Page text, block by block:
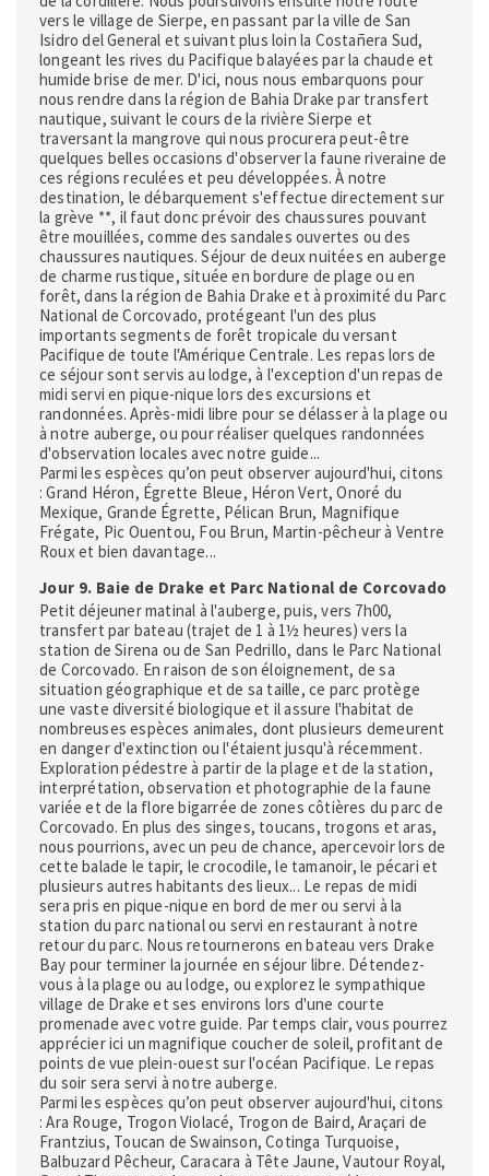
vers le village de Sierpe, en passant par la ville de San
Isidro del General et suivant plus loin la Costañera Sud,
longeant les rives du Pacifique balayées par la chaude et
humide brise de mer. D'ici, nous nous embarquons pour
nous rendre dans la région de Bahia Drake par transfert
nautique, suivant le cours de la rivière Sierpe et
traversant la mangrove qui nous procurera peut-être
quelques belles occasions d'observer la faune riveraine de
ces régions reculées et peu développées. À notre
destination, le débarquement s'effectue directement sur
la grève **, il faut donc prévoir des chaussures pouvant
être mouillées, comme des sandales ouvertes ou des
chaussures nautiques. Séjour de deux nuitées en auberge
de charme rustique, située en bordure de plage ou en
forêt, dans la région de Bahia Drake et à proximité du Parc
National de Corcovado, protégeant l'un des plus
importants segments de forêt tropicale du versant
Pacifique de toute l'Amérique Centrale. Les repas lors de
ce séjour sont servis au lodge, à l'exception d'un repas de
midi servi en pique-nique lors des excursions et
randonnées. Après-midi libre pour se délasser à la plage ou
à notre auberge, ou pour réaliser quelques randonnées
d'observation locales avec notre guide...
Parmi les espèces qu’on peut observer aujourd'hui, citons
: Grand Héron, Égrette Bleue, Héron Vert, Onoré du
Mexique, Grande Égrette, Pélican Brun, Magnifique
Frégate, Pic Ouentou, Fou Brun, Martin-pêcheur à Ventre
Roux et bien davantage...
Jour 9. Baie de Drake et Parc National de Corcovado
Petit déjeuner matinal à l'auberge, puis, vers 7h00,
transfert par bateau (trajet de 1 à 1½ heures) vers la
station de Sirena ou de San Pedrillo, dans le Parc National
de Corcovado. En raison de son éloignement, de sa
situation géographique et de sa taille, ce parc protège
une vaste diversité biologique et il assure l'habitat de
nombreuses espèces animales, dont plusieurs demeurent
en danger d'extinction ou l'étaient jusqu'à récemment.
Exploration pédestre à partir de la plage et de la station,
interprétation, observation et photographie de la faune
variée et de la flore bigarrée de zones côtières du parc de
Corcovado. En plus des singes, toucans, trogons et aras,
nous pourrions, avec un peu de chance, apercevoir lors de
cette balade le tapir, le crocodile, le tamanoir, le pécari et
plusieurs autres habitants des lieux... Le repas de midi
sera pris en pique-nique en bord de mer ou servi à la
station du parc national ou servi en restaurant à notre
retour du parc. Nous retournerons en bateau vers Drake
Bay pour terminer la journée en séjour libre. Détendez-
vous à la plage ou au lodge, ou explorez le sympathique
village de Drake et ses environs lors d'une courte
promenade avec votre guide. Par temps clair, vous pourrez
apprécier ici un magnifique coucher de soleil, profitant de
points de vue plein-ouest sur l'océan Pacifique. Le repas
du soir sera servi à notre auberge.
Parmi les espèces qu’on peut observer aujourd'hui, citons
: Ara Rouge, Trogon Violacé, Trogon de Baird, Araçari de
Frantzius, Toucan de Swainson, Cotinga Turquoise,
Balbuzard Pêcheur, Caracara à Tête Jaune, Vautour Royal,